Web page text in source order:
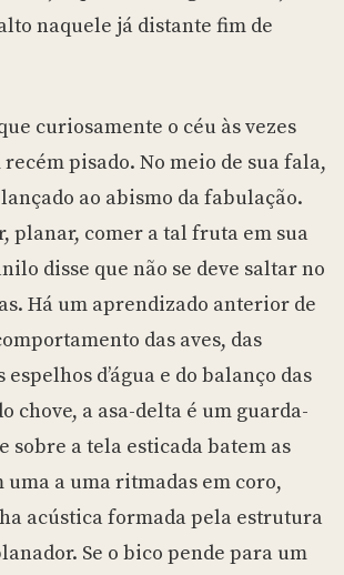
naquele já distante fim de
curiosamente o céu às vezes
pisado. No meio de sua fala,
ao abismo da fabulação.
planar, comer a tal fruta em sua
disse que não se deve saltar no
Há um aprendizado anterior de
das aves, das
d’água e do balanço das
chove, a asa-delta é um guarda-
sobre a tela esticada batem as
uma a uma ritmadas em coro,
acústica formada pela estrutura
Se o bico pende para um